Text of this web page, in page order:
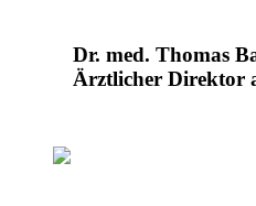
Dr. med. Thomas
Ärztlicher Direktor